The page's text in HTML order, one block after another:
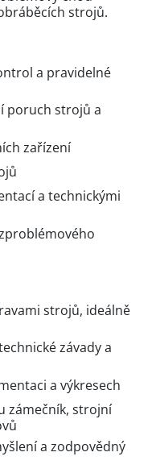
strojů.
a pravidelné
poruch strojů a
zařízení
a technickými
strojů, ideálně
závady a
a výkresech
zámečník, strojní
a zodpovědný